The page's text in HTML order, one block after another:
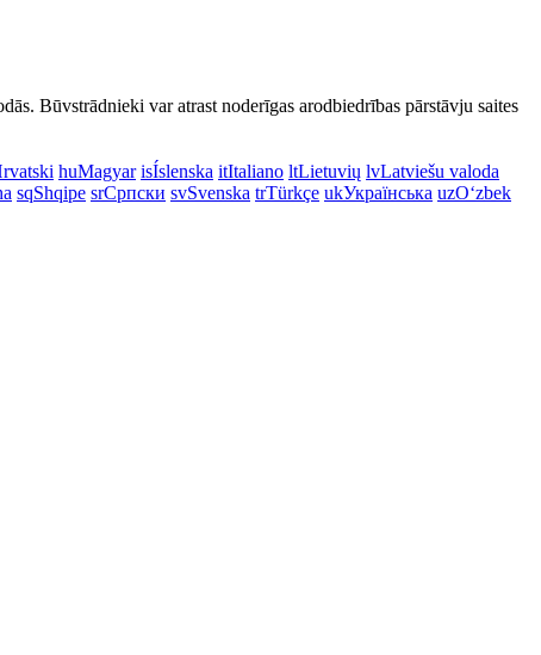
Būvstrādnieki var atrast noderīgas arodbiedrības pārstāvju saites
huMagyar isÍslenska itItaliano ltLietuvių lvLatviešu valoda
sqShqipe srСрпски svSvenska trTürkçe ukУкраїнська uzOʻzbek